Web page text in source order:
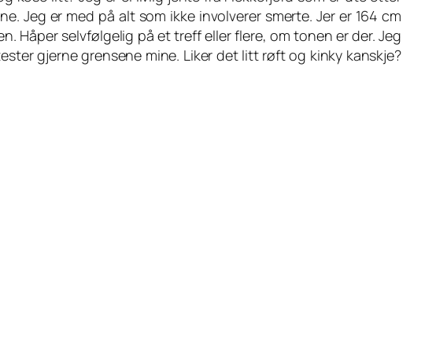
Jeg er med på alt som ikke involverer smerte. Jer er 164 cm
Håper selvfølgelig på et treff eller flere, om tonen er der. Jeg
gjerne grensene mine. Liker det litt røft og kinky kanskje?